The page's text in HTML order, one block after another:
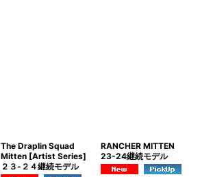
The Draplin Squad
Mitten [Artist Series]
２３-２４継続モデル
RANCHER MITTEN
23-24継続モデル